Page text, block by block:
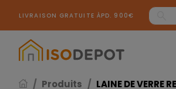
LIVRAISON GRATUITE ÀPD. 900€
Produits LAINE DE VERRE